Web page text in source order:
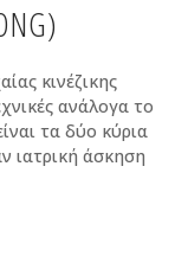
κινέζικης
ανάλογα το
τα δύο κύρια
ιατρική άσκηση